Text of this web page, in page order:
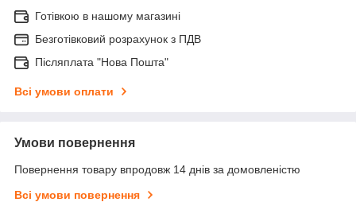
Готівкою в нашому магазині
Безготівковий розрахунок з ПДВ
Післяплата "Нова Пошта"
Всі умови оплати
Умови повернення
Повернення товару впродовж 14 днів за домовленістю
Всі умови повернення